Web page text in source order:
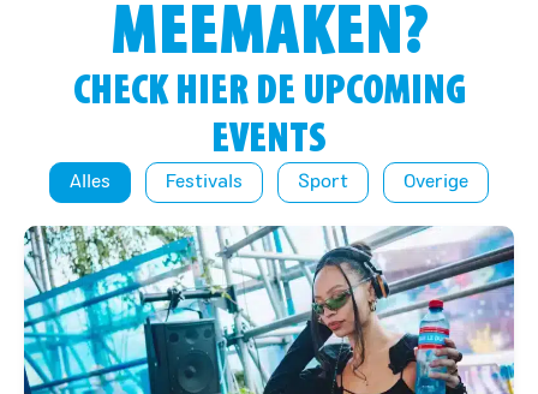
MEEMAKEN?
CHECK HIER DE UPCOMING
EVENTS
Alles Festivals Sport Overige